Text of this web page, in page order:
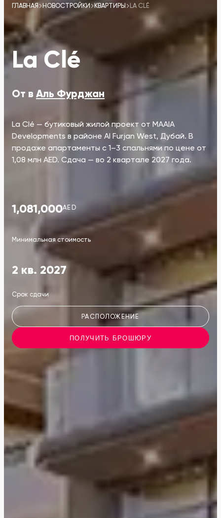
ГЛАВНАЯ НОВОСТРОЙКИ КВАРТИРЫ LA CLÉ
La Clé
Oт в Аль Фурджан
La Clé — бутиковый жилой проект от MAAIA
Developments в районе Al Furjan West, Дубай. В
продаже апартаменты с 1–3 спальнями по цене от
1,08 млн AED. Сдача — во 2 квартале 2027 года.
1,081,000AED
Минимальная стоимость
2 кв. 2027
Срок сдачи
РАСПОЛОЖЕНИЕ
ПОЛУЧИТЬ БРОШЮРУ